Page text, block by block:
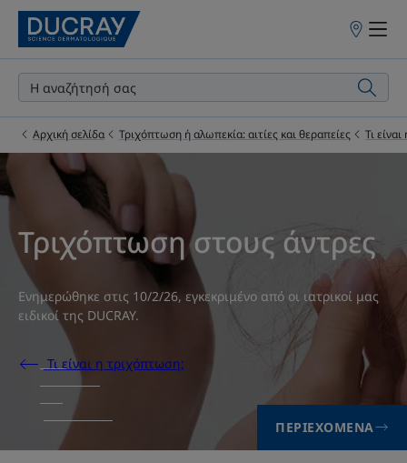
Σημεία
Αρχική σελίδα Τριχόπτωση ή αλωπεκία: αιτίες και θεραπείες Τι
Τριχόπτωση στους άντρες
Ενημερώθηκε στις 10/2/26, εγκεκριμένο από οι ιατρικοί μας
ειδικοί της DUCRAY.
Τι είναι η τριχόπτωση;
ΠΕΡΙΕΧΌΜΕΝΑ